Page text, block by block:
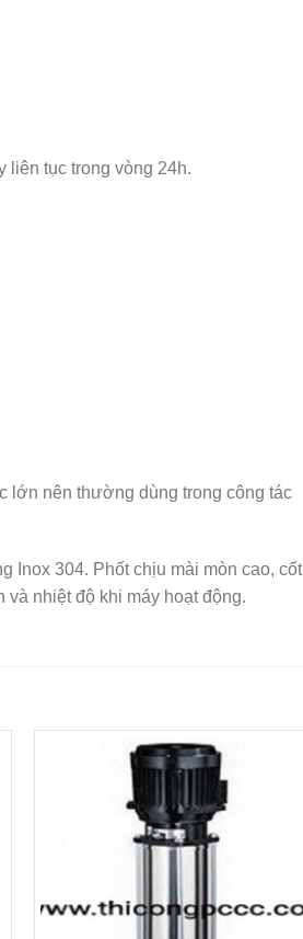
liên tục trong vòng 24h.
lớn nên thường dùng trong công tác
Inox 304. Phốt chịu mài mòn cao, cốt
và nhiệt độ khi máy hoạt động.